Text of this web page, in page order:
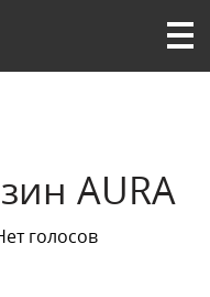
AURA
голосов